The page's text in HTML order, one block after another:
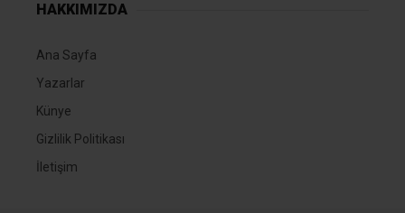
HAKKIMIZDA
Ana Sayfa
Yazarlar
Künye
Gizlilik Politikası
İletişim